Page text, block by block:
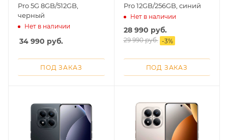
Pro 5G 8GB/512GB,
черный
Нет в наличии
34 990 руб.
ПОД ЗАКАЗ
Pro 12GB/256GB, синий
Нет в наличии
28 990 руб.
29 990руб. -3%
ПОД ЗАКАЗ